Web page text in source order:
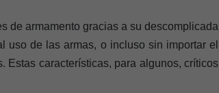
de armamento gracias a su descomplicada
uso de las armas, o incluso sin importar el
Estas características, para algunos, críticos